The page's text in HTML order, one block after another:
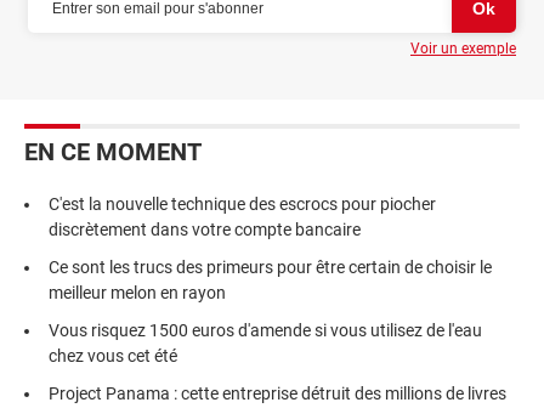
Voir un exemple
EN CE MOMENT
C'est la nouvelle technique des escrocs pour piocher
discrètement dans votre compte bancaire
Ce sont les trucs des primeurs pour être certain de choisir le
meilleur melon en rayon
Vous risquez 1500 euros d'amende si vous utilisez de l'eau
chez vous cet été
Project Panama : cette entreprise détruit des millions de livres